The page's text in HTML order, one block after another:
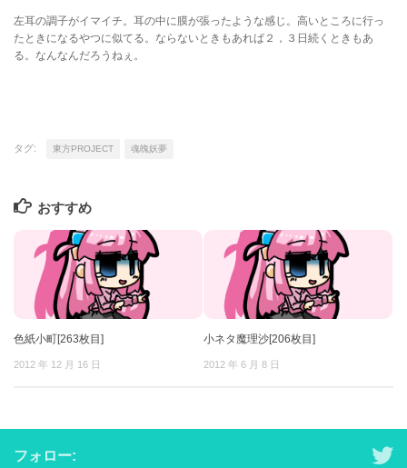
左耳の調子がイマイチ。耳の中に膜が張ったような感じ。高いところに行っ
たときになるやつに似てる。ならないときもあれば２，３日続くときもあ
る。なんなんだろうねぇ。
タグ: 東方PROJECT 魂魄妖夢
おすすめ
色紙小町[263枚目]
2012 年 12 月 16 日
小ネタ魔理沙[206枚目]
2012 年 6 月 8 日
フォロー: